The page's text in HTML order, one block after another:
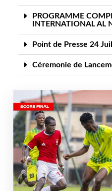
PROGRAMME
INTERNATIONAL AL
Point de Presse 24
Céremonie de